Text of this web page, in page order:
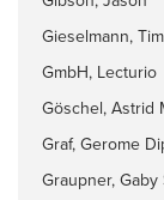
Gieselmann, Tim
GmbH, Lecturio
Göschel, Astrid
Graf, Gerome
Graupner, Gaby